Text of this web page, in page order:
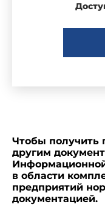
Чтобы получить
другим
Информационной
в области
предприятий
документацией.